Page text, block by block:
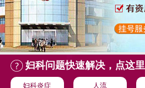
妇科问题快速解决，点这里
妇科炎症 人流